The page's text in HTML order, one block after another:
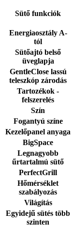
Sütő funkciók
Energiaosztály A-
tól
Sütőajtó belső
üveglapja
GentleClose lassú
teleszkóp zárodás
Tartozékok -
felszerelés
Szín
Fogantyú színe
Kezelőpanel anyaga
BigSpace
Legnagyobb
űrtartalmú sütő
PerfectGrill
Hőmérséklet
szabályozás
Világítás
Egyidejű sütés több
szinten